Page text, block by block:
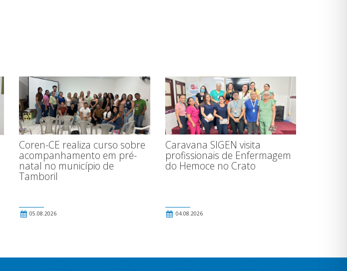
Coren-CE realiza curso sobre
acompanhamento em pré-
natal no município de
Tamboril
05.08.2026
Caravana SIGEN visita
profissionais de Enfermagem
do Hemoce no Crato
04.08.2026